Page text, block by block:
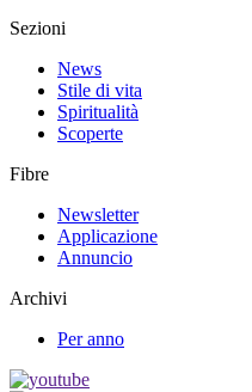
Sezioni
News
Stile di vita
Spiritualità
Scoperte
Fibre
Newsletter
Applicazione
Annuncio
Archivi
Per anno